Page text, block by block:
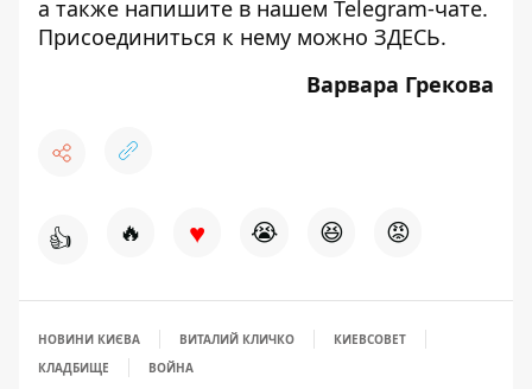
а также напишите в нашем Telegram-чате.
Присоединиться к нему можно ЗДЕСЬ.
Варвара Грекова
👍 🔥 ♥ 😭 😆 😡
НОВИНИ КИЄВА ВИТАЛИЙ КЛИЧКО
КИЕВСОВЕТ
КЛАДБИЩЕ
ВОЙНА